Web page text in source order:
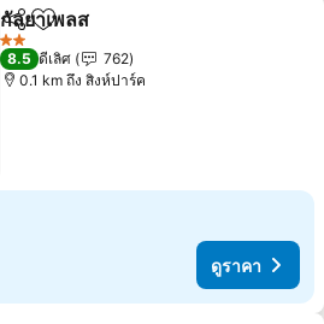
แชร์ เพิ่มในรายการโปรด
กัลยาเพลส
2 ดาว
8.5 ดีเลิศ
762
0.1 km ถึง สิงห์ปาร์ค
ดูราคา